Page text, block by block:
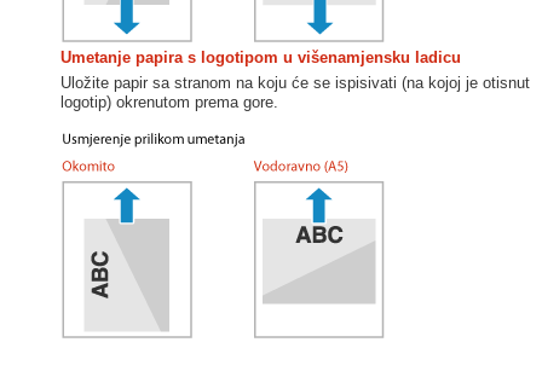
Umetanje papira s logotipom u višenamjensku ladicu
Uložite papir sa stranom na koju će se ispisivati (na kojoj je otisnut
logotip) okrenutom prema gore.